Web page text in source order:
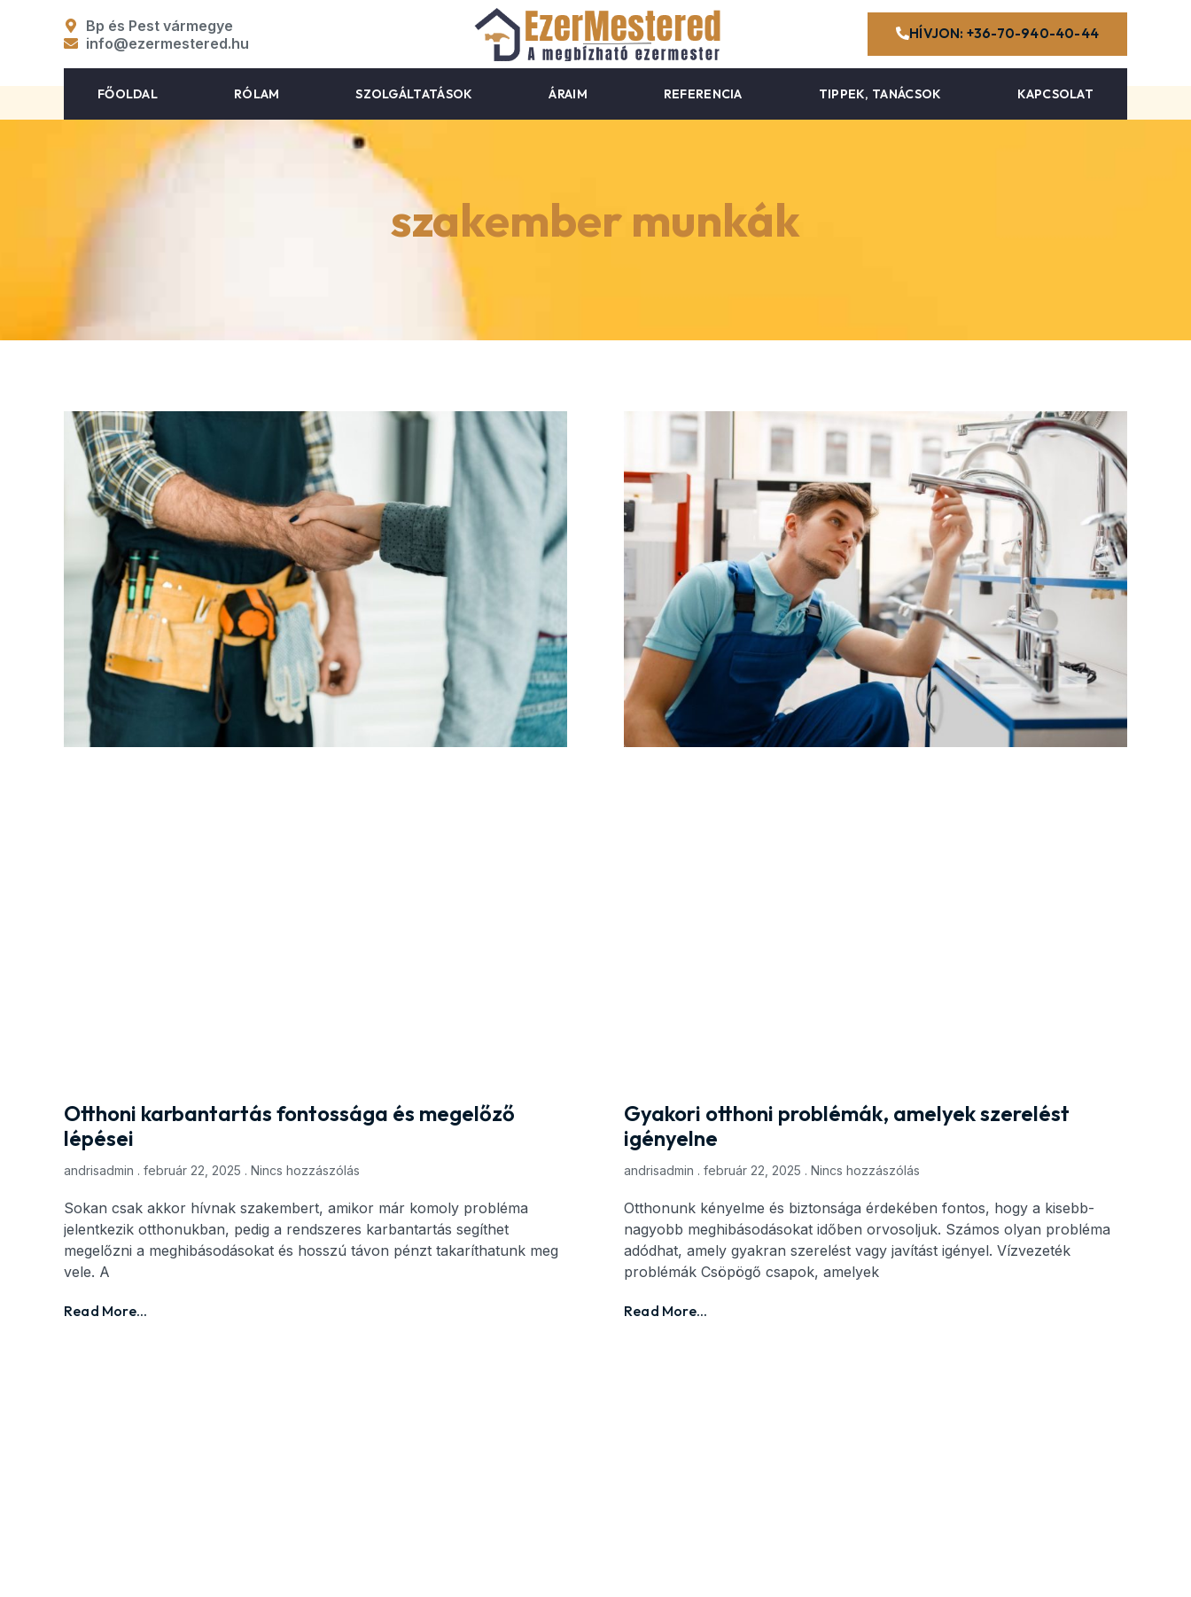
Bp és Pest vármegye
info@ezermestered.hu
HÍVJON: +36-70-940-40-44
FŐOLDAL RÓLAM SZOLGÁLTATÁSOK ÁRAIM REFERENCIA TIPPEK, TANÁCSOK KAPCSOLAT
szakember munkák
Otthoni karbantartás fontossága és megelőző
lépései
andrisadmin február 22, 2025 Nincs hozzászólás
Sokan csak akkor hívnak szakembert, amikor már komoly probléma
jelentkezik otthonukban, pedig a rendszeres karbantartás segíthet
megelőzni a meghibásodásokat és hosszú távon pénzt takaríthatunk meg
vele. A
Read More...
Gyakori otthoni problémák, amelyek szerelést
igényelne
andrisadmin február 22, 2025 Nincs hozzászólás
Otthonunk kényelme és biztonsága érdekében fontos, hogy a kisebb-
nagyobb meghibásodásokat időben orvosoljuk. Számos olyan probléma
adódhat, amely gyakran szerelést vagy javítást igényel. Vízvezeték
problémák Csöpögő csapok, amelyek
Read More...